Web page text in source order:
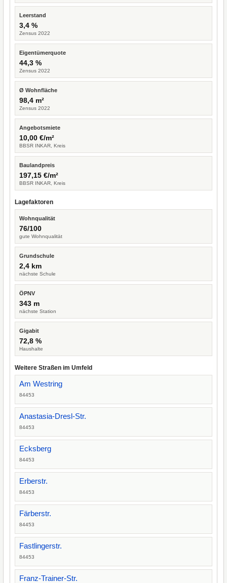
Leerstand
3,4 %
Zensus 2022
Eigentümerquote
44,3 %
Zensus 2022
Ø Wohnfläche
98,4 m²
Zensus 2022
Angebotsmiete
10,00 €/m²
BBSR INKAR, Kreis
Baulandpreis
197,15 €/m²
BBSR INKAR, Kreis
Lagefaktoren
Wohnqualität
76/100
gute Wohnqualität
Grundschule
2,4 km
nächste Schule
ÖPNV
343 m
nächste Station
Gigabit
72,8 %
Haushalte
Weitere Straßen im Umfeld
Am Westring
84453
Anastasia-Dresl-Str.
84453
Ecksberg
84453
Erberstr.
84453
Färberstr.
84453
Fastlingerstr.
84453
Franz-Trainer-Str.